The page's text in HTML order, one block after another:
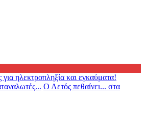
ηλεκτροπληξία και εγκαύματα!
Ο Αετός πεθαίνει... στα